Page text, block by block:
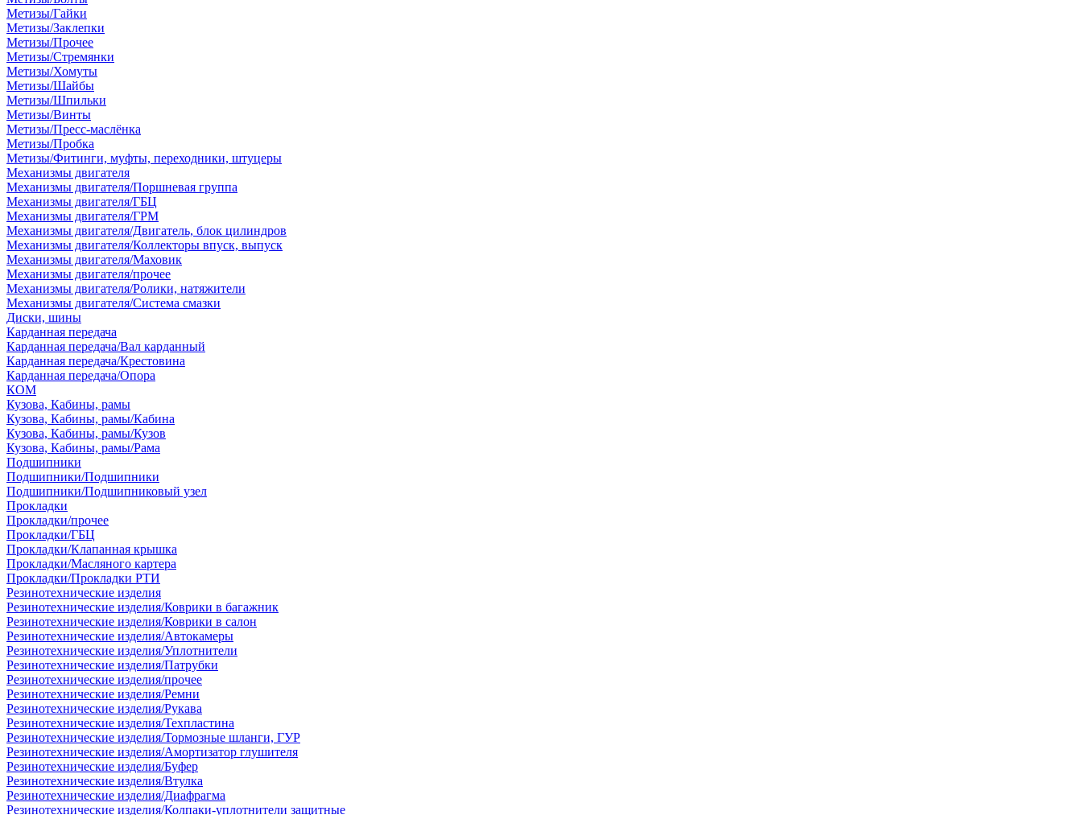
Метизы/Гайки
Метизы/Заклепки
Метизы/Прочее
Метизы/Стремянки
Метизы/Хомуты
Метизы/Шайбы
Метизы/Шпильки
Метизы/Винты
Метизы/Пресс-маслёнка
Метизы/Пробка
Метизы/Фитинги, муфты, переходники, штуцеры
Механизмы двигателя
Механизмы двигателя/Поршневая группа
Механизмы двигателя/ГБЦ
Механизмы двигателя/ГРМ
Механизмы двигателя/Двигатель, блок цилиндров
Механизмы двигателя/Коллекторы впуск, выпуск
Механизмы двигателя/Маховик
Механизмы двигателя/прочее
Механизмы двигателя/Ролики, натяжители
Механизмы двигателя/Система смазки
Диски, шины
Карданная передача
Карданная передача/Вал карданный
Карданная передача/Крестовина
Карданная передача/Опора
КОМ
Кузова, Кабины, рамы
Кузова, Кабины, рамы/Кабина
Кузова, Кабины, рамы/Кузов
Кузова, Кабины, рамы/Рама
Подшипники
Подшипники/Подшипники
Подшипники/Подшипниковый узел
Прокладки
Прокладки/прочее
Прокладки/ГБЦ
Прокладки/Клапанная крышка
Прокладки/Масляного картера
Прокладки/Прокладки РТИ
Резинотехнические изделия
Резинотехнические изделия/Коврики в багажник
Резинотехнические изделия/Коврики в салон
Резинотехнические изделия/Автокамеры
Резинотехнические изделия/Уплотнители
Резинотехнические изделия/Патрубки
Резинотехнические изделия/прочее
Резинотехнические изделия/Ремни
Резинотехнические изделия/Рукава
Резинотехнические изделия/Техпластина
Резинотехнические изделия/Тормозные шланги, ГУР
Резинотехнические изделия/Амортизатор глушителя
Резинотехнические изделия/Буфер
Резинотехнические изделия/Втулка
Резинотехнические изделия/Диафрагма
Резинотехнические изделия/Колпаки-уплотнители защитные